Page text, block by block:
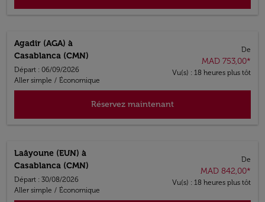
Agadir (AGA) à
Casablanca (CMN)
Départ : 06/09/2026
Aller simple / Économique
De
MAD 753,00*
Vu(s) : 18 heures plus tôt
Réservez maintenant
Laâyoune (EUN) à
Casablanca (CMN)
Départ : 30/08/2026
Aller simple / Économique
De
MAD 842,00*
Vu(s) : 18 heures plus tôt